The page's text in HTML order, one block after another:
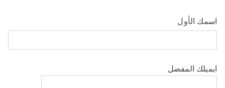
اسمك الأول
ايميلك المفضل